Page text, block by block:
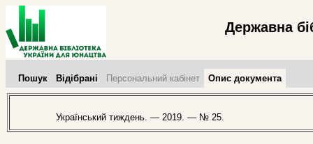
Державна
Пошук Відібрані Персональний кабінет Опис документа
Український тиждень. — 2019. — № 25.